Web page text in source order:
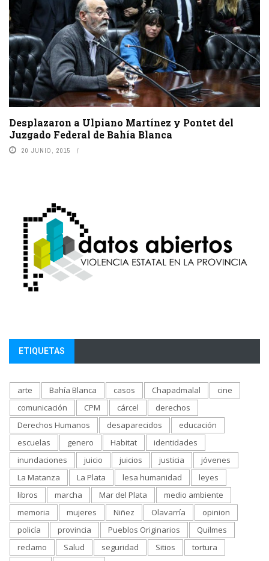
Desplazaron a Ulpiano Martínez y Pontet del
Juzgado Federal de Bahía Blanca
20 JUNIO, 2015
ETIQUETAS
arte Bahía Blanca casos Chapadmalal
cine
comunicación
CPM cárcel
derechos
Derechos Humanos
desaparecidos
educación
escuelas
genero Habitat
identidades
inundaciones
juicio juicios justicia
jóvenes
La Matanza
La Plata lesa humanidad
leyes
libros
marcha Mar del Plata
medio ambiente
memoria
mujeres Niñez Olavarría
opinion
policía
provincia Pueblos Originarios
Quilmes
reclamo
Salud seguridad Sitios
tortura